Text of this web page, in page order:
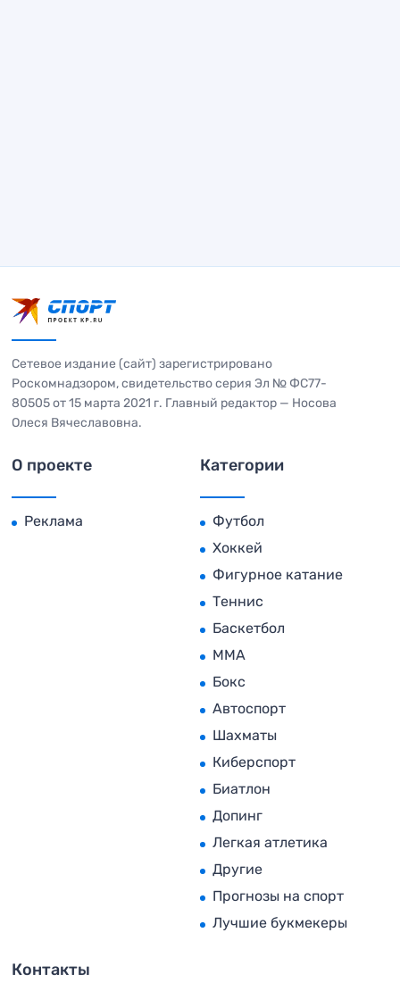
Сетевое издание (сайт) зарегистрировано
Роскомнадзором, свидетельство серия Эл № ФС77-
80505 от 15 марта 2021 г. Главный редактор — Носова
Олеся Вячеславовна.
О проекте
Реклама
Категории
Футбол
Хоккей
Фигурное катание
Теннис
Баскетбол
MMA
Бокс
Автоспорт
Шахматы
Киберспорт
Биатлон
Допинг
Легкая атлетика
Другие
Прогнозы на спорт
Лучшие букмекеры
Контакты